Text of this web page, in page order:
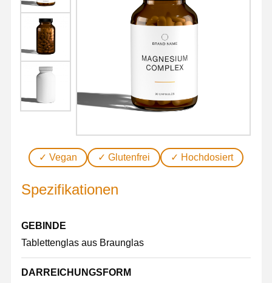
✓ Vegan ✓ Glutenfrei ✓ Hochdosiert
Spezifikationen
GEBINDE
Tablettenglas aus Braunglas
DARREICHUNGSFORM